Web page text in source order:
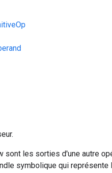
les sorties d'une autre
symbolique qui représente